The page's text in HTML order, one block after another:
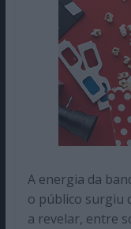
A energia da
o público surgiu
a revelar, entre